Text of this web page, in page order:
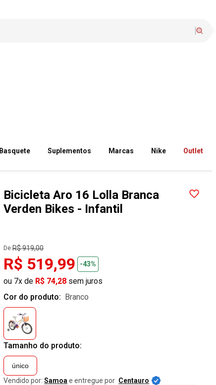
Basquete Suplementos Marcas Nike Outlet
Bicicleta Aro 16 Lolla Branca
Verden Bikes - Infantil
De:R$ 919,00
R$ 519,99 -43%
ou 7x de R$ 74,28 sem juros
Cor do produto:
branco
Tamanho do produto:
único
Vendido por: Samoa e entregue por Centauro